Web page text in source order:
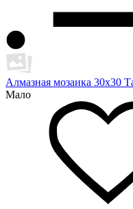
Алмазная мозаика 30х30
Мало